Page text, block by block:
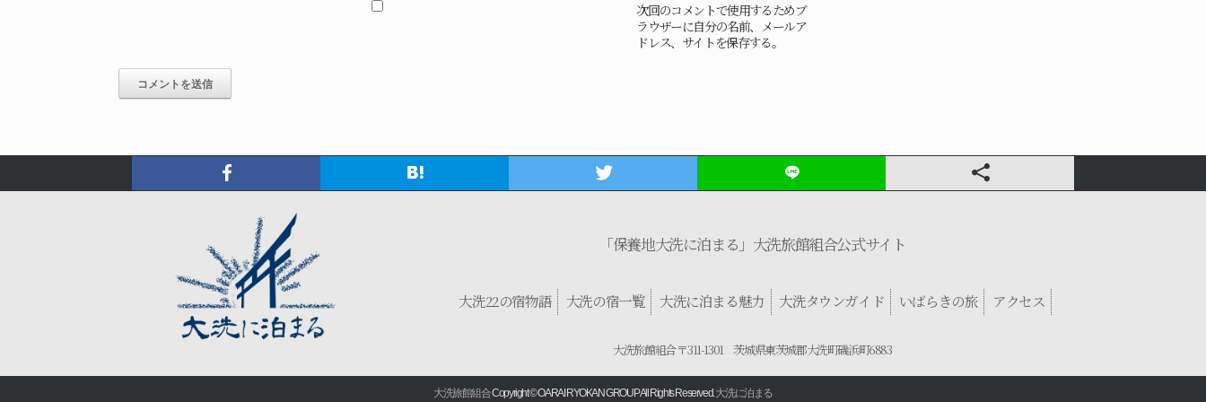
次回のコメントで使用するためブ
ラウザーに自分の名前、メールア
ドレス、サイトを保存する。
「保養地大洗に泊まる」大洗旅館組合公式サイト
大洗22の宿物語 大洗の宿一覧 大洗に泊まる魅力 大洗タウンガイド いばらきの旅 アクセス
大洗旅館組合 〒311-1301 茨城県東茨城郡大洗町磯浜町6883
大洗旅館組合Copyright © OARAI RYOKAN GROUP All Rights Reserved. 大洗に泊まる